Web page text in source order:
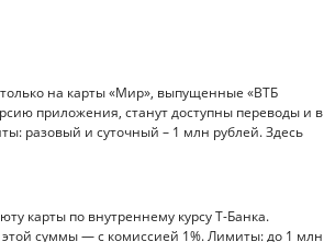
на карты «Мир», выпущенные «ВТБ
приложения, станут доступны переводы и в
разовый и суточный – 1 млн рублей. Здесь
карты по внутреннему курсу Т-Банка.
суммы — с комиссией 1%. Лимиты: до 1 млн